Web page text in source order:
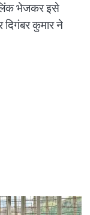
भेजकर इसे
कुमार ने